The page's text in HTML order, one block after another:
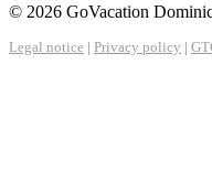
© 2026 GoVacation
Legal notice | Privacy policy |